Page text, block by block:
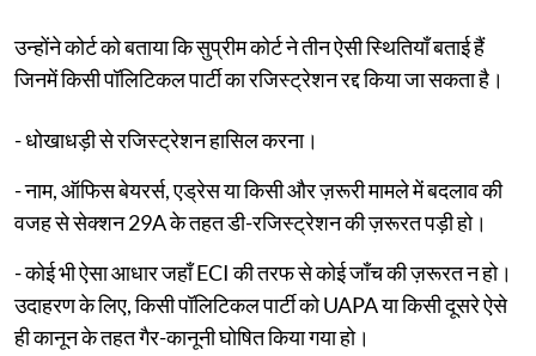
उन्होंने कोर्ट को बताया कि सुप्रीम कोर्ट ने तीन ऐसी स्थितियाँ बताई हैं
जिनमें किसी पॉलिटिकल पार्टी का रजिस्ट्रेशन रद्द किया जा सकता है।
- धोखाधड़ी से रजिस्ट्रेशन हासिल करना।
- नाम, ऑफिस बेयरर्स, एड्रेस या किसी और ज़रूरी मामले में बदलाव की
वजह से सेक्शन 29A के तहत डी-रजिस्ट्रेशन की ज़रूरत पड़ी हो।
- कोई भी ऐसा आधार जहाँ ECI की तरफ से कोई जाँच की ज़रूरत न हो।
उदाहरण के लिए, किसी पॉलिटिकल पार्टी को UAPA या किसी दूसरे ऐसे
ही कानून के तहत गैर-कानूनी घोषित किया गया हो।